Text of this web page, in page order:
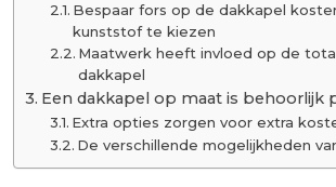
Bespaar fors op de dakkapel
kunststof te kiezen
Maatwerk heeft invloed op de
dakkapel
Een dakkapel op maat is behoorlijk
Extra opties zorgen voor extra
De verschillende mogelijkheden